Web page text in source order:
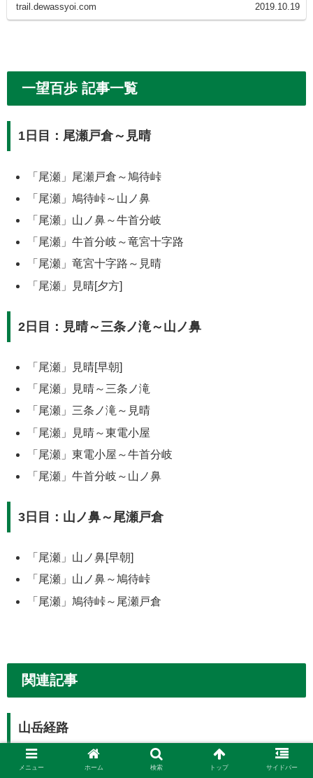
trail.dewassyoi.com 2019.10.19
一望百歩 記事一覧
1日目：尾瀬戸倉～見晴
「尾瀬」尾瀬戸倉～鳩待峠
「尾瀬」鳩待峠～山ノ鼻
「尾瀬」山ノ鼻～牛首分岐
「尾瀬」牛首分岐～竜宮十字路
「尾瀬」竜宮十字路～見晴
「尾瀬」見晴[夕方]
2日目：見晴～三条ノ滝～山ノ鼻
「尾瀬」見晴[早朝]
「尾瀬」見晴～三条ノ滝
「尾瀬」三条ノ滝～見晴
「尾瀬」見晴～東電小屋
「尾瀬」東電小屋～牛首分岐
「尾瀬」牛首分岐～山ノ鼻
3日目：山ノ鼻～尾瀬戸倉
「尾瀬」山ノ鼻[早朝]
「尾瀬」山ノ鼻～鳩待峠
「尾瀬」鳩待峠～尾瀬戸倉
関連記事
山岳経路
山岳経路「尾瀬」尾瀬ヶ原・三条ノ滝・逆さ燧
メニュー ホーム 検索 トップ サイドバー